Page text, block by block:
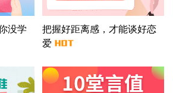
-浦东 177****9074
56分钟前
信用户 Liberty 通过此页面咨询，已获得专属情感
东-广州 188****5632
-武汉 135****7410
41分钟前
没学
把握好距离感，才能谈好恋
爱